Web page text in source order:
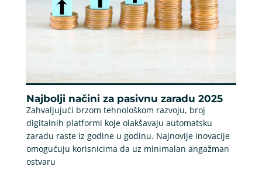
Najbolji načini za pasivnu zaradu 2025
Zahvaljujući brzom tehnološkom razvoju, broj
digitalnih platformi koje olakšavaju automatsku
zaradu raste iz godine u godinu. Najnovije inovacije
omogućuju korisnicima da uz minimalan angažman
ostvaru